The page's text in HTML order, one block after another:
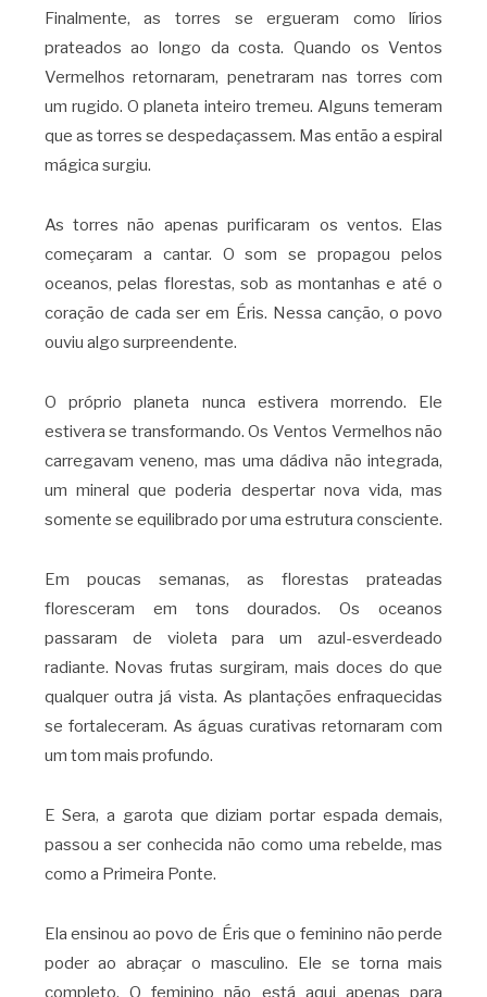
Finalmente, as torres se ergueram como lírios
prateados ao longo da costa. Quando os Ventos
Vermelhos retornaram, penetraram nas torres com
um rugido. O planeta inteiro tremeu. Alguns temeram
que as torres se despedaçassem. Mas então a espiral
mágica surgiu.
As torres não apenas purificaram os ventos. Elas
começaram a cantar. O som se propagou pelos
oceanos, pelas florestas, sob as montanhas e até o
coração de cada ser em Éris. Nessa canção, o povo
ouviu algo surpreendente.
O próprio planeta nunca estivera morrendo. Ele
estivera se transformando. Os Ventos Vermelhos não
carregavam veneno, mas uma dádiva não integrada,
um mineral que poderia despertar nova vida, mas
somente se equilibrado por uma estrutura consciente.
Em poucas semanas, as florestas prateadas
floresceram em tons dourados. Os oceanos
passaram de violeta para um azul-esverdeado
radiante. Novas frutas surgiram, mais doces do que
qualquer outra já vista. As plantações enfraquecidas
se fortaleceram. As águas curativas retornaram com
um tom mais profundo.
E Sera, a garota que diziam portar espada demais,
passou a ser conhecida não como uma rebelde, mas
como a Primeira Ponte.
Ela ensinou ao povo de Éris que o feminino não perde
poder ao abraçar o masculino. Ele se torna mais
completo. O feminino não está aqui apenas para